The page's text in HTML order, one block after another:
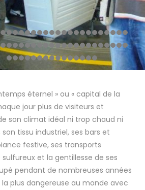
éternel » ou « capital de la
jour plus de visiteurs et
son climat idéal ni trop chaud ni
tissu industriel, ses bars et
festive, ses transports
et la gentillesse de ses
pendant de nombreuses années
plus dangereuse au monde avec